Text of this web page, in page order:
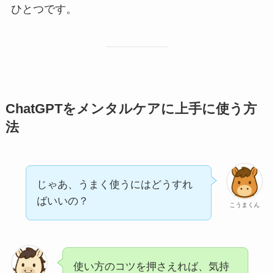
ひとつです。
ChatGPTをメンタルケアに上手に使う方
法
こうまくん
じゃあ、うまく使うにはどうすれ
ばいいの？
使い方のコツを押さえれば、気持